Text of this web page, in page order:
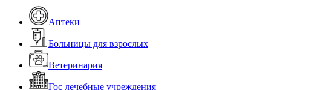
Аптеки
Больницы для взрослых
Ветеринария
Гос лечебные учреждения